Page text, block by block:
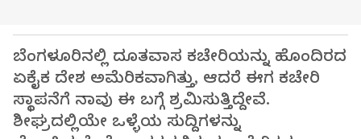
ಬೆಂಗಳೂರಿನಲ್ಲಿ ದೂತವಾಸ ಕಚೇರಿಯನ್ನು ಹೊಂದಿರದ
ಏಕೈಕ ದೇಶ ಅಮೆರಿಕವಾಗಿತ್ತು, ಆದರೆ ಈಗ ಕಚೇರಿ
ಸ್ಥಾಪನೆಗೆ ನಾವು ಈ ಬಗ್ಗೆ ಶ್ರಮಿಸುತ್ತಿದ್ದೇವೆ.
ಶೀಘ್ರದಲ್ಲಿಯೇ ಒಳ್ಳೆಯ ಸುದ್ದಿಗಳನ್ನು